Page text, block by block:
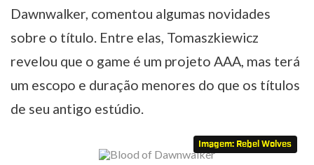
Dawnwalker, comentou algumas novidades
sobre o título. Entre elas, Tomaszkiewicz
revelou que o game é um projeto AAA, mas terá
um escopo e duração menores do que os títulos
de seu antigo estúdio.
Imagem: Rebel Wolves